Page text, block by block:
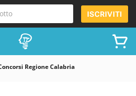
ISCRIVITI
Regione Calabria